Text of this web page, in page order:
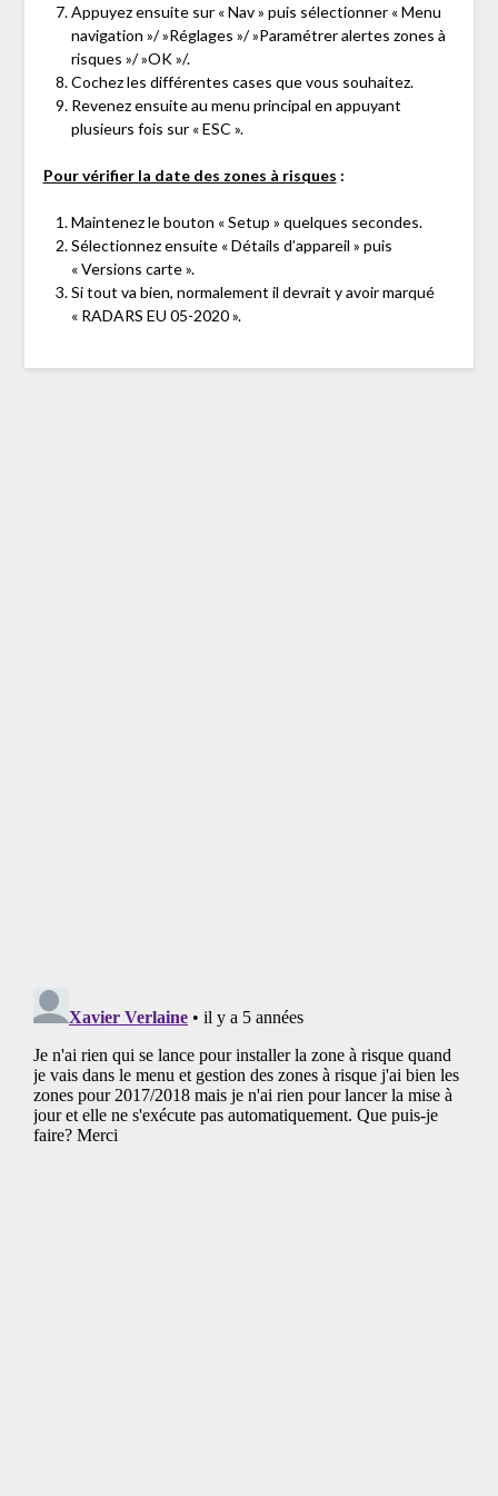
Appuyez ensuite sur « Nav » puis sélectionner « Menu
navigation »/ »Réglages »/ »Paramétrer alertes zones à
risques »/ »OK »/.
Cochez les différentes cases que vous souhaitez.
Revenez ensuite au menu principal en appuyant
plusieurs fois sur « ESC ».
Pour vérifier la date des zones à risques :
Maintenez le bouton « Setup » quelques secondes.
Sélectionnez ensuite « Détails d’appareil » puis
« Versions carte ».
Si tout va bien, normalement il devrait y avoir marqué
« RADARS EU 05-2020 ».